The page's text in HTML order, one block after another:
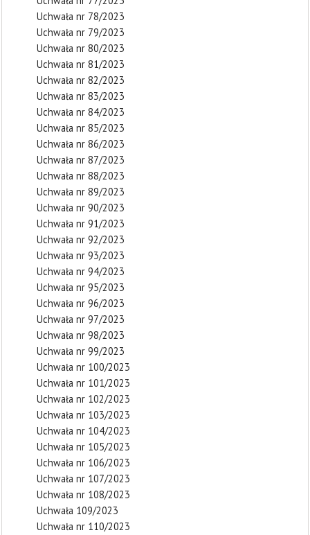
Uchwała nr 78/2023
Uchwała nr 79/2023
Uchwała nr 80/2023
Uchwała nr 81/2023
Uchwała nr 82/2023
Uchwała nr 83/2023
Uchwała nr 84/2023
Uchwała nr 85/2023
Uchwała nr 86/2023
Uchwała nr 87/2023
Uchwała nr 88/2023
Uchwała nr 89/2023
Uchwała nr 90/2023
Uchwała nr 91/2023
Uchwała nr 92/2023
Uchwała nr 93/2023
Uchwała nr 94/2023
Uchwała nr 95/2023
Uchwała nr 96/2023
Uchwała nr 97/2023
Uchwała nr 98/2023
Uchwała nr 99/2023
Uchwała nr 100/2023
Uchwała nr 101/2023
Uchwała nr 102/2023
Uchwała nr 103/2023
Uchwała nr 104/2023
Uchwała nr 105/2023
Uchwała nr 106/2023
Uchwała nr 107/2023
Uchwała nr 108/2023
Uchwała 109/2023
Uchwała nr 110/2023